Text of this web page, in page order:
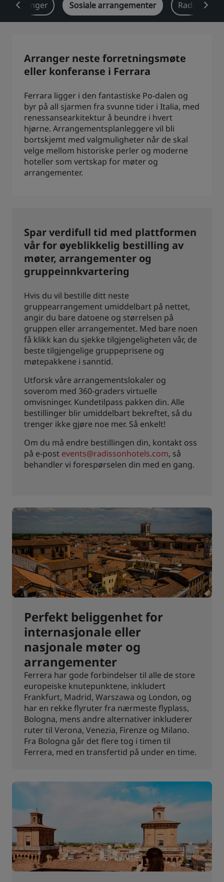
Park Plaza Park Inn by Radisson
Prize by Radisson Country Inn & Suites
Tilknyttede merker i Kina
Jin Jiang
Kunlun
Se bloggen vår
Sosiale arrangementer Radisson
Arranger neste forretningsmøte
eller konferanse i Ferrara
Ferrara ligger i den fantastiske Po-dalen og
byr på all sjarmen fra svunne tider i Italia, med
renessansearkitektur å beundre i hvert
hjørne. Arrangementsplanleggere vil bli
bortskjemt med valgmuligheter når de skal
velge mellom historiske perler og moderne
hoteller som vertskap for møter og
arrangementer.
Spar verdifull tid med plattformen
vår for øyeblikkelig bestilling av
møter, arrangementer og
gruppeinnkvartering
Hvis du vil bestille ditt neste
gruppearrangement umiddelbart på nettet,
angir du bare datoene og størrelsen på
gruppen eller arrangementet. Med bare noen
få klikk kan du sjekke tilgjengeligheten vår, de
beste tilgjengelige gruppeprisene og
møtepakkene i sanntid.
Utforsk våre arrangementslokaler og
soverom med 360-graders virtuelle
omvisninger. Kundetilpass pakken din. Alle
bestillinger blir umiddelbart bekreftet, så du
trenger ikke gjøre noe mer. Så enkelt!
Om du må endre bestillingen din, kontakt oss
på e-post events@radissonhotels.com, så
behandler vi forespørselen din med en gang.
Perfekt beliggenhet for
internasjonale eller
nasjonale møter og
arrangementer
Ferrera har gode forbindelser til alle de store
europeiske knutepunktene, inkludert
Frankfurt, Madrid, Warszawa og London, og
har en rekke flyruter fra nærmeste flyplass,
Bologna, mens andre alternativer inkluderer
ruter til Verona, Venezia, Firenze og Milano.
Fra Bologna går det flere tog i timen til
Ferrera, med en transfertid på under en time.